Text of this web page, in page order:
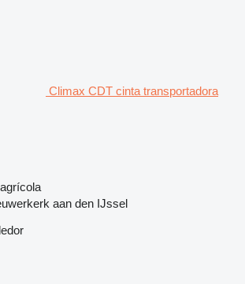
Climax CDT cinta transportadora
aan den IJssel